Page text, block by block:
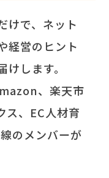
けで、ネット
経営のヒント
します。
、楽天市
ス、EC人材育
のメンバーが